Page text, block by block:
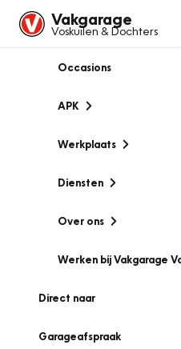
Vakgarage
Voskuilen & Dochters
Occasions
APK
Werkplaats
Diensten
Over ons
Werken bij Vakgarage
Direct naar
Garageafspraak